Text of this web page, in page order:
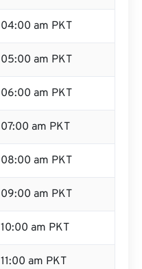
04:00 am PKT
05:00 am PKT
06:00 am PKT
07:00 am PKT
08:00 am PKT
09:00 am PKT
10:00 am PKT
11:00 am PKT